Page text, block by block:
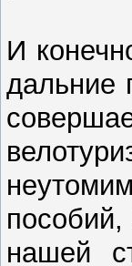
И
дальние
нашей